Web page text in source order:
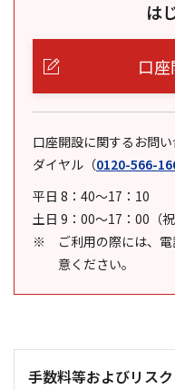
は
口
口座開設に関するお問
ダイヤル （0120-566-
平日 8：40～17：10
土日 9：00～17：00（
ご利用の際には、
意ください。
手数料等およびリス